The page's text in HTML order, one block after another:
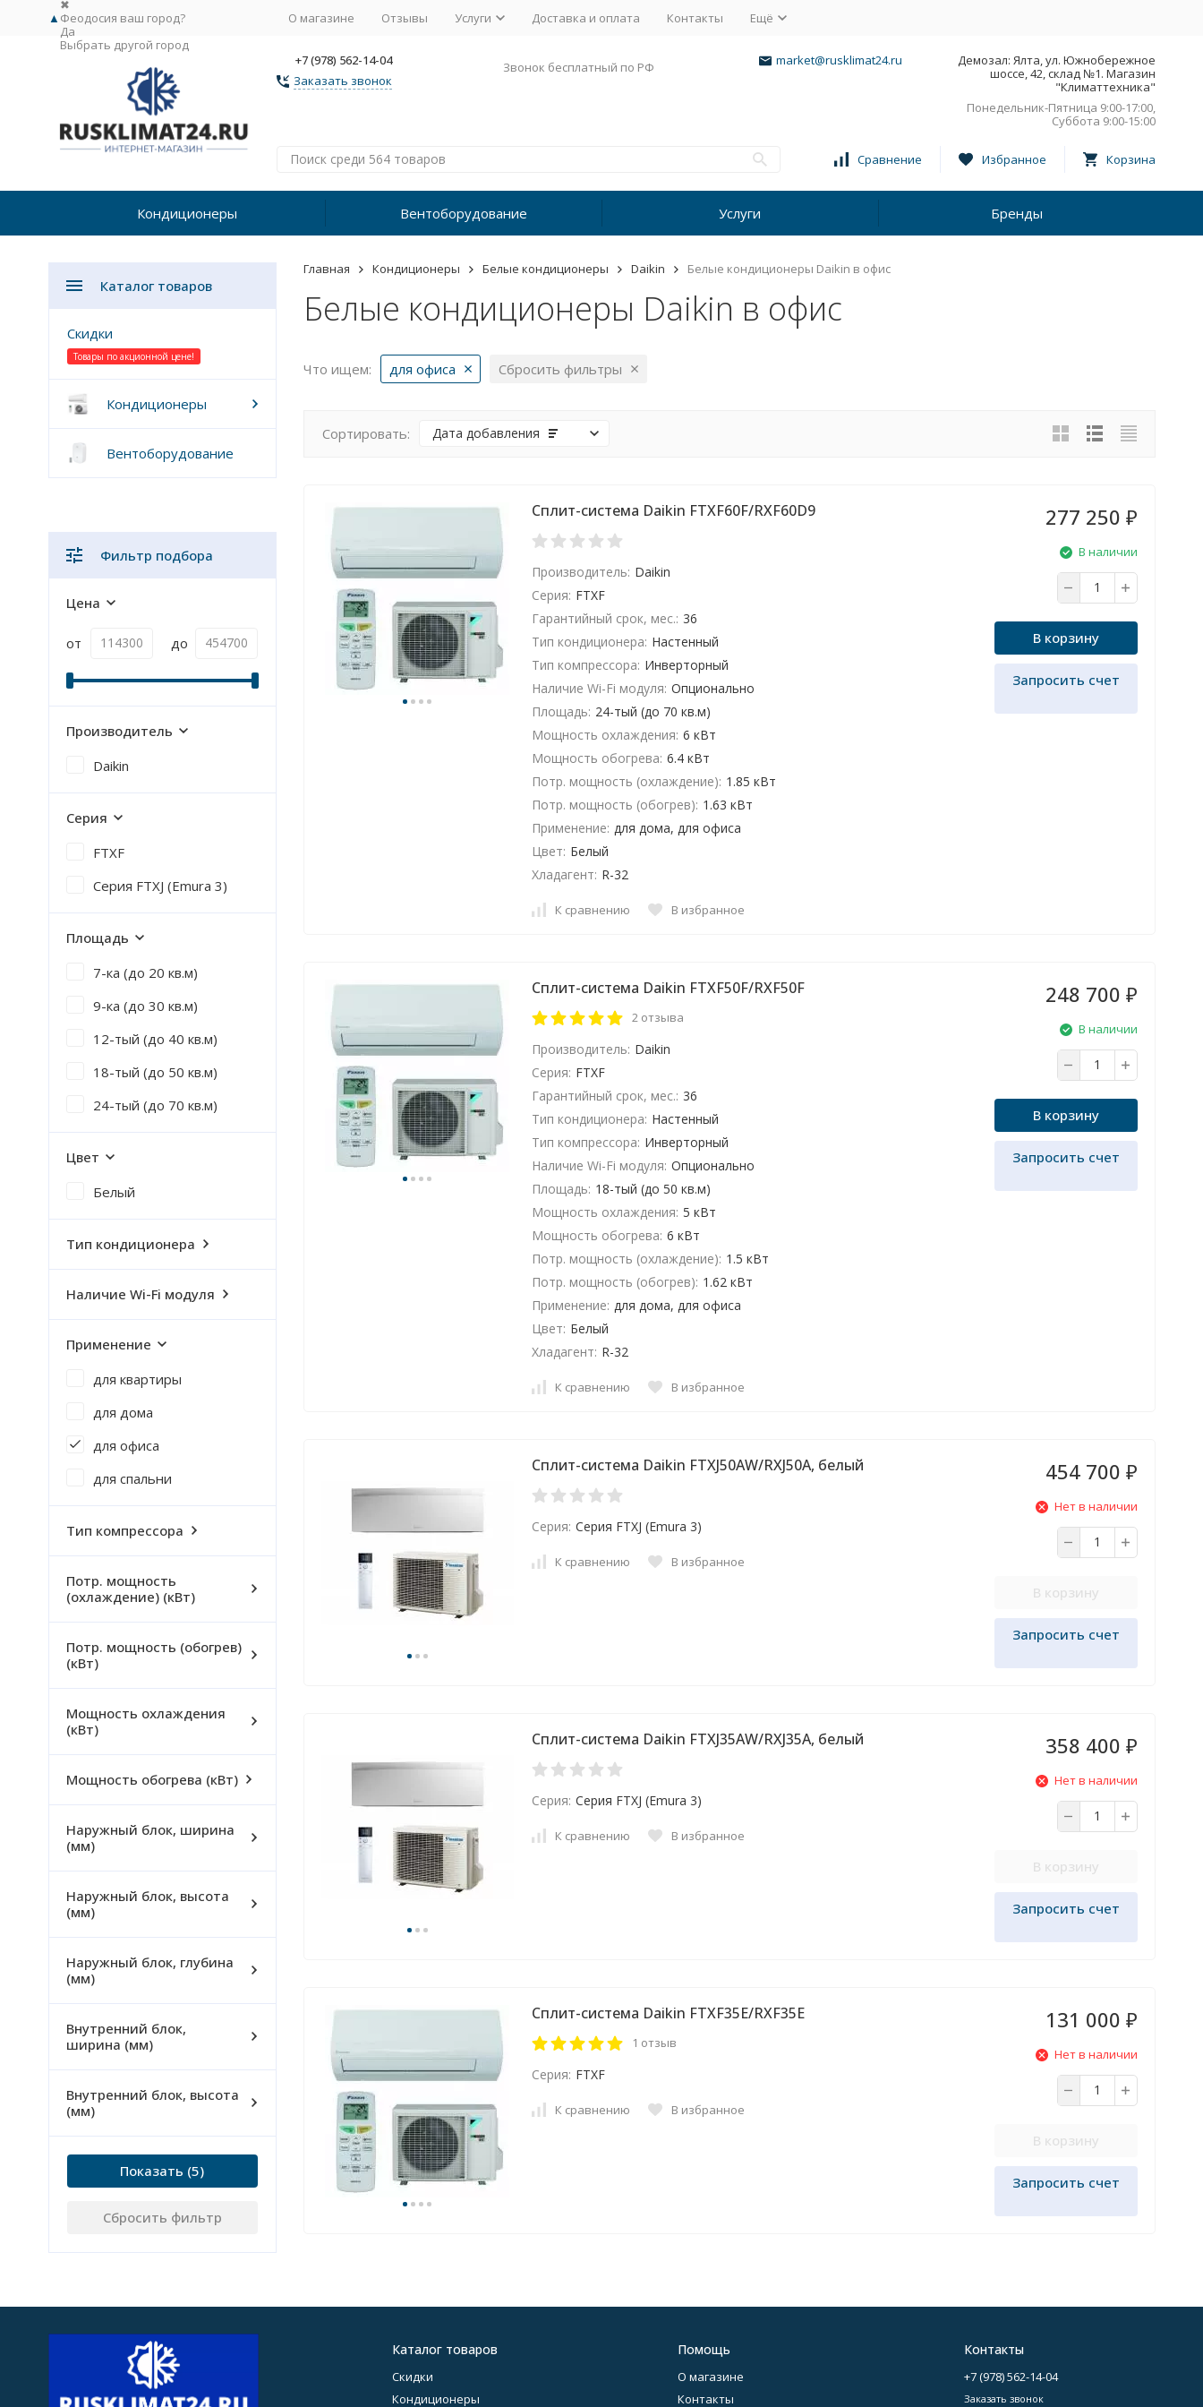
▲
✖
Феодосия ваш город?
Да
Выбрать другой город
О магазине Отзывы Услуги Доставка и оплата Контакты Ещё
+7 (978) 562-14-04
Заказать звонок
Звонок бесплатный по РФ market@rusklimat24.ru
Демозал: Ялта, ул. Южнобережное
шоссе, 42, склад №1. Магазин
"Климаттехника"
Понедельник-Пятница 9:00-17:00,
Суббота 9:00-15:00
Сравнение Избранное Корзина
Кондиционеры Вентоборудование Услуги Бренды
Главная Кондиционеры Белые кондиционеры Daikin Белые кондиционеры Daikin в офис
Белые кондиционеры Daikin в офис
Что ищем: для офиса Сбросить фильтры
Сортировать: Дата добавления
Сплит-система Daikin FTXF60F/RXF60D9
Производитель: Daikin
Серия: FTXF
Гарантийный срок, мес.: 36
Тип кондиционера: Настенный
Тип компрессора: Инверторный
Наличие Wi-Fi модуля: Опционально
Площадь: 24-тый (до 70 кв.м)
Мощность охлаждения: 6 кВт
Мощность обогрева: 6.4 кВт
Потр. мощность (охлаждение): 1.85 кВт
Потр. мощность (обогрев): 1.63 кВт
Применение: для дома, для офиса
Цвет: Белый
Хладагент: R-32
К сравнению В избранное
277 250 ₽
В наличии
В корзину
Запросить счет
Cплит-система Daikin FTXF50F/RXF50F
2 отзыва
Производитель: Daikin
Серия: FTXF
Гарантийный срок, мес.: 36
Тип кондиционера: Настенный
Тип компрессора: Инверторный
Наличие Wi-Fi модуля: Опционально
Площадь: 18-тый (до 50 кв.м)
Мощность охлаждения: 5 кВт
Мощность обогрева: 6 кВт
Потр. мощность (охлаждение): 1.5 кВт
Потр. мощность (обогрев): 1.62 кВт
Применение: для дома, для офиса
Цвет: Белый
Хладагент: R-32
К сравнению В избранное
248 700 ₽
В наличии
В корзину
Запросить счет
Сплит-система Daikin FTXJ50AW/RXJ50A, белый
Серия: Серия FTXJ (Emura 3)
К сравнению В избранное
454 700 ₽
Нет в наличии
В корзину
Запросить счет
Сплит-система Daikin FTXJ35AW/RXJ35A, белый
Серия: Серия FTXJ (Emura 3)
К сравнению В избранное
358 400 ₽
Нет в наличии
В корзину
Запросить счет
Сплит-система Daikin FTXF35E/RXF35E
1 отзыв
Серия: FTXF
К сравнению В избранное
131 000 ₽
Нет в наличии
В корзину
Запросить счет
Каталог товаров
Скидки
Товары по акционной цене!
Кондиционеры
Вентоборудование
Фильтр подбора
Цена
от до
Производитель
Daikin
Серия
FTXF
Серия FTXJ (Emura 3)
Площадь
7-ка (до 20 кв.м)
9-ка (до 30 кв.м)
12-тый (до 40 кв.м)
18-тый (до 50 кв.м)
24-тый (до 70 кв.м)
Цвет
Белый
Тип кондиционера
Наличие Wi-Fi модуля
Применение
для квартиры
для дома
для офиса
для спальни
Тип компрессора
Потр. мощность
(охлаждение) (кВт)
Потр. мощность (обогрев)
(кВт)
Мощность охлаждения
(кВт)
Мощность обогрева (кВт)
Наружный блок, ширина
(мм)
Наружный блок, высота
(мм)
Наружный блок, глубина
(мм)
Внутренний блок,
ширина (мм)
Внутренний блок, высота
(мм)
Показать
Сбросить фильтр
Каталог товаров
Скидки
Кондиционеры
Помощь
О магазине
Контакты
Контакты
+7 (978) 562-14-04
Заказать звонок